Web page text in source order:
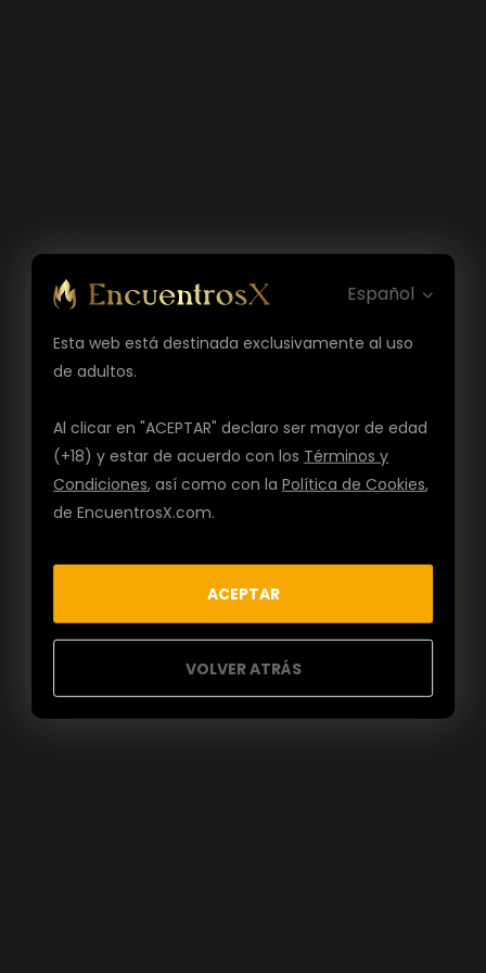
Español
Esta web está destinada exclusivamente al uso
de adultos.
Al clicar en "ACEPTAR" declaro ser mayor de edad
(+18) y estar de acuerdo con los Términos y
Condiciones, así como con laPolítica de Cookies,
de EncuentrosX.com.
ACEPTAR
VOLVER ATRÁS